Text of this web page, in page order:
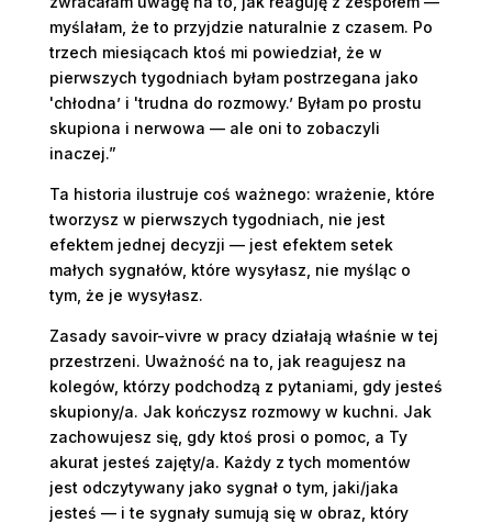
myślałam, że to przyjdzie naturalnie z czasem. Po
trzech miesiącach ktoś mi powiedział, że w
pierwszych tygodniach byłam postrzegana jako
'chłodna’ i 'trudna do rozmowy.’ Byłam po prostu
skupiona i nerwowa — ale oni to zobaczyli
inaczej.”
Ta historia ilustruje coś ważnego: wrażenie, które
tworzysz w pierwszych tygodniach, nie jest
efektem jednej decyzji — jest efektem setek
małych sygnałów, które wysyłasz, nie myśląc o
tym, że je wysyłasz.
Zasady savoir-vivre w pracy działają właśnie w tej
przestrzeni. Uważność na to, jak reagujesz na
kolegów, którzy podchodzą z pytaniami, gdy jesteś
skupiony/a. Jak kończysz rozmowy w kuchni. Jak
zachowujesz się, gdy ktoś prosi o pomoc, a Ty
akurat jesteś zajęty/a. Każdy z tych momentów
jest odczytywany jako sygnał o tym, jaki/jaka
jesteś — i te sygnały sumują się w obraz, który